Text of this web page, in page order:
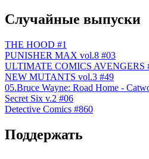
Случайные выпуски
THE HOOD #1
PUNISHER MAX vol.8 #03
ULTIMATE COMICS AVENGERS
NEW MUTANTS vol.3 #49
05.Bruce Wayne: Road Home -
Secret Six v.2 #06
Detective Comics #860
Поддержать